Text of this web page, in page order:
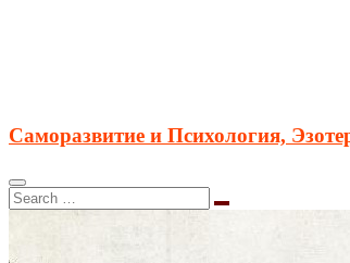
Саморазвитие и Психология,